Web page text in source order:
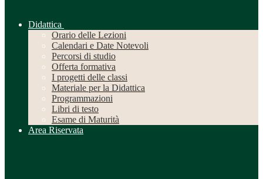
Didattica
Orario delle Lezioni
Calendari e Date Notevoli
Percorsi di studio
Offerta formativa
I progetti delle classi
Materiale per la Didattica
Programmazioni
Libri di testo
Esame di Maturità
Area Riservata